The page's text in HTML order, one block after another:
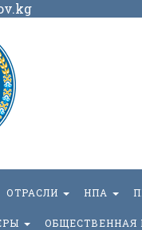
ОТРАСЛИ НПА
ОБЩЕСТВЕННАЯ